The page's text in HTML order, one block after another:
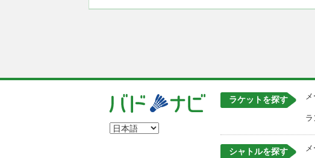
ラケットを探す
シャトルを探す